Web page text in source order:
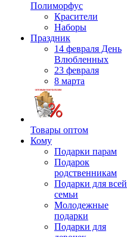
Полиморфус
Красители
Наборы
Праздник
14 февраля День
Влюбленных
23 февраля
8 марта
Товары оптом
Кому
Подарки парам
Подарок
родственникам
Подарки для всей
семьи
Молодежные
подарки
Подарки для